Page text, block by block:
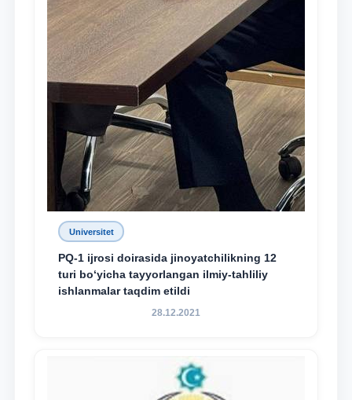
Universitet
PQ-1 ijrosi doirasida jinoyatchilikning 12
turi bo‘yicha tayyorlangan ilmiy-tahliliy
ishlanmalar taqdim etildi
28.12.2021